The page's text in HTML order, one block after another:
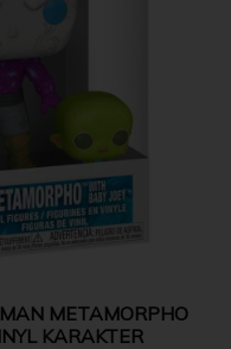
METAMORPHO
KARAKTER